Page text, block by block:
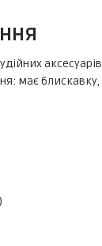
аксесуарів
має блискавку,